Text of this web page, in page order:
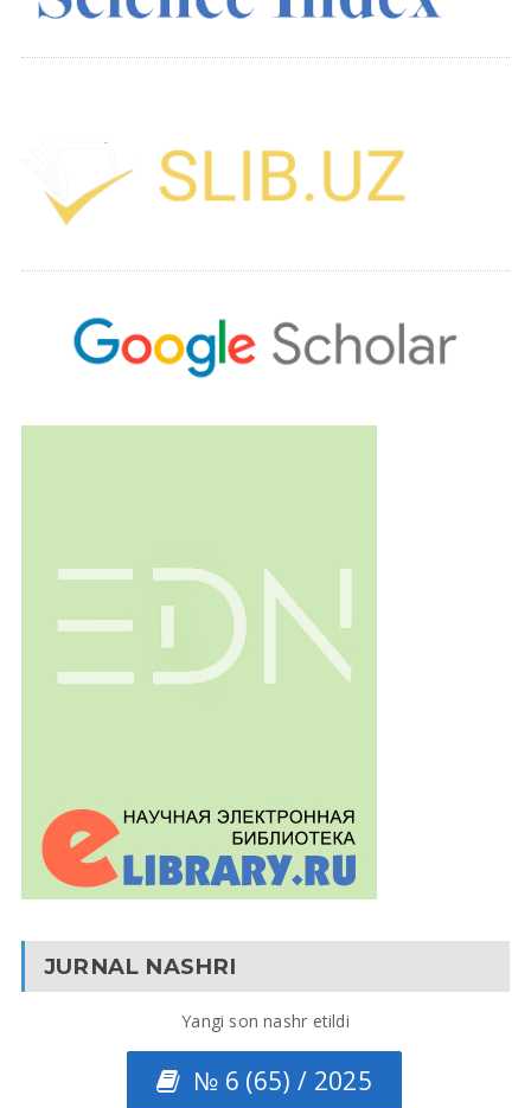
JURNAL NASHRI
Yangi son nashr etildi
№ 6 (65) / 2025